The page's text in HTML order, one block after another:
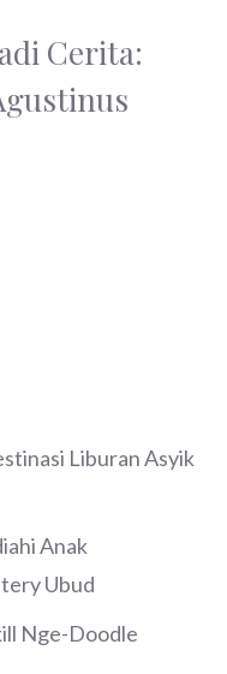
Cerita:
Liburan Asyik
Anak
Ubud
Nge-Doodle